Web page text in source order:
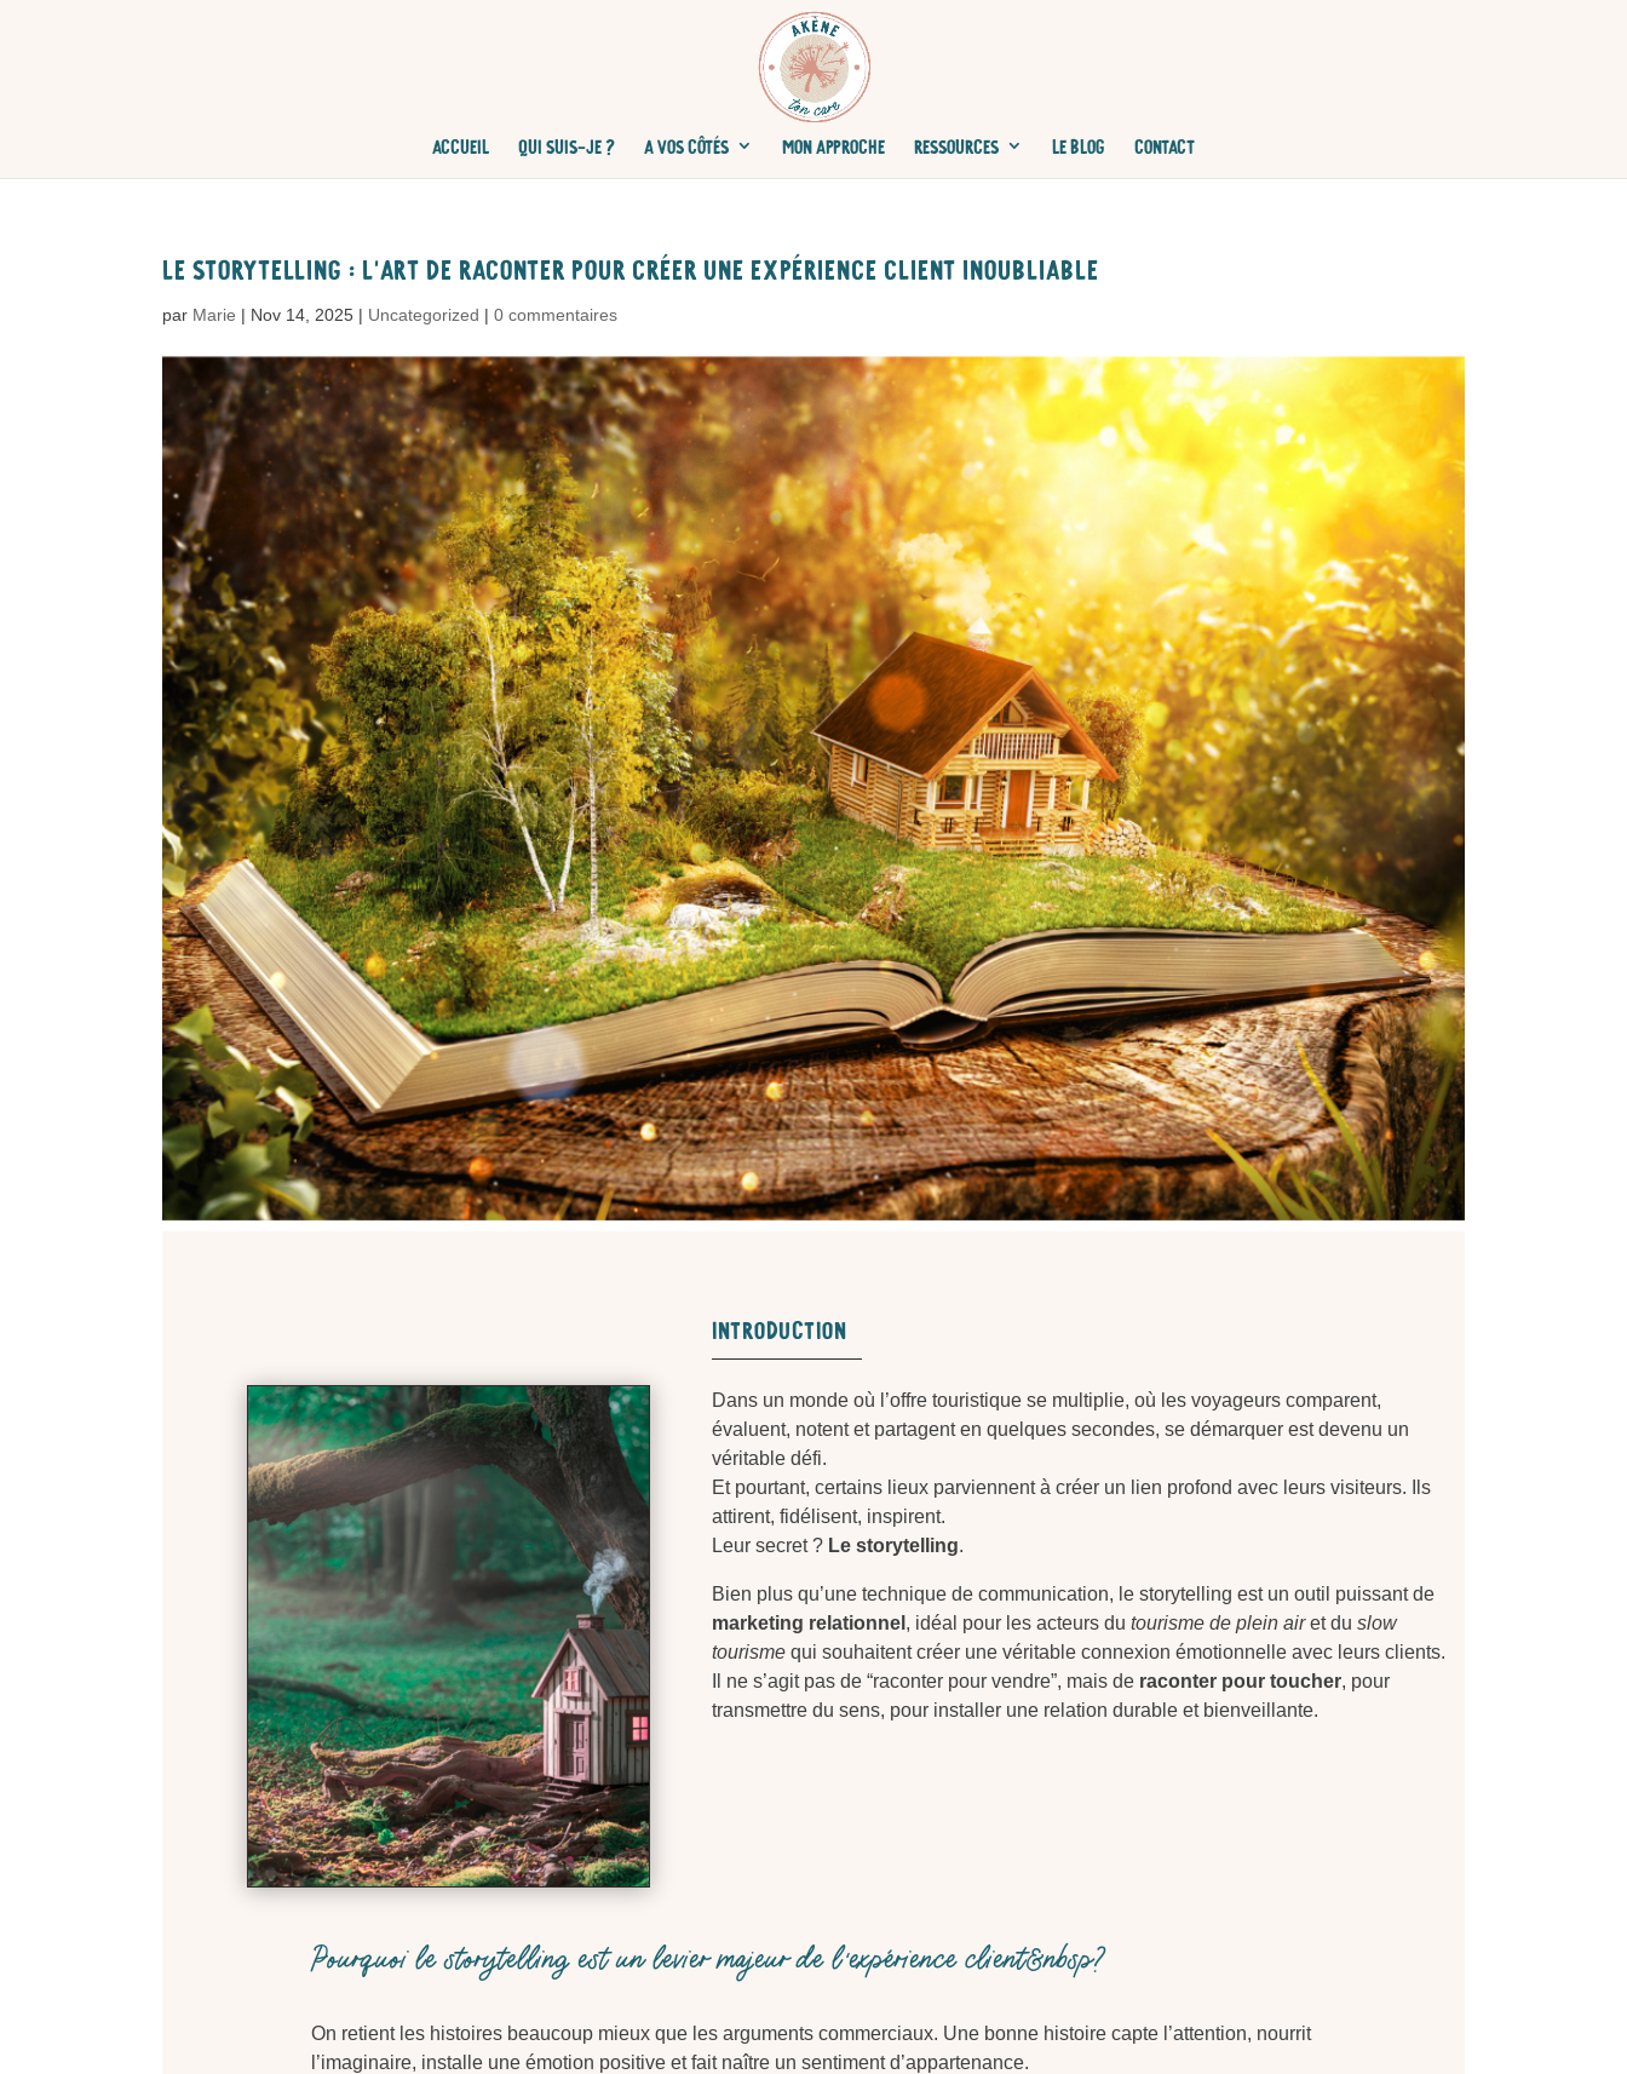
ACCUEIL QUI SUIS-JE ? A VOS CÔTÉS MON APPROCHE RESSOURCES LE BLOG CONTACT
Le storytelling : l’art de raconter pour créer une expérience client inoubliable
par Marie | Nov 14, 2025 | Uncategorized |0 commentaires
Introduction
Dans un monde où l’offre touristique se multiplie, où les voyageurs comparent,
évaluent, notent et partagent en quelques secondes, se démarquer est devenu un
véritable défi.
Et pourtant, certains lieux parviennent à créer un lien profond avec leurs visiteurs. Ils
attirent, fidélisent, inspirent.
Leur secret ? Le storytelling.
Bien plus qu’une technique de communication, le storytelling est un outil puissant de
marketing relationnel , idéal pour les acteurs dutourisme de plein airet duslow
tourisme qui souhaitent créer une véritable connexion émotionnelle avec leurs clients.
Il ne s’agit pas de “raconter pour vendre”, mais de raconter pour toucher, pour
transmettre du sens, pour installer une relation durable et bienveillante.
Pourquoi le storytelling est un levier majeur de l’expérience client&nbsp?
On retient les histoires beaucoup mieux que les arguments commerciaux. Une bonne histoire capte l’attention, nourrit
l’imaginaire, installe une émotion positive et fait naître un sentiment d’appartenance.